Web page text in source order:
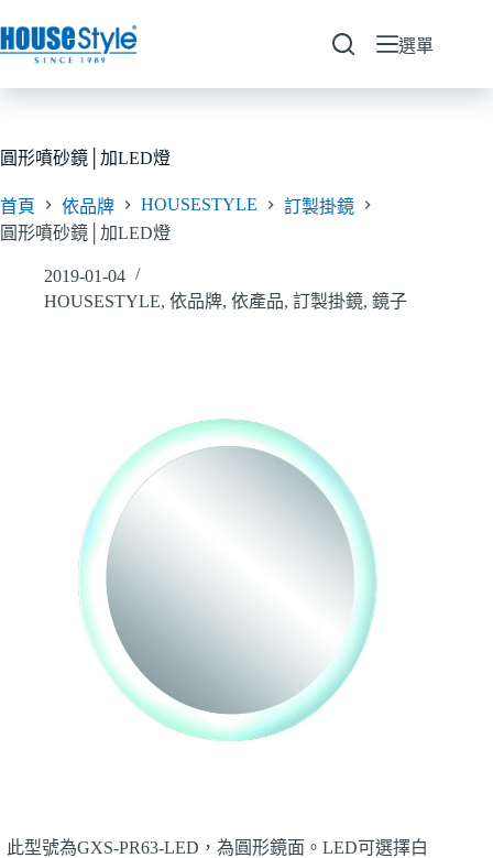
至
要
容
選單
圓形噴砂鏡│加LED燈
首頁 依品牌 HOUSESTYLE
訂製掛鏡
圓形噴砂鏡│加LED燈
2019-01-04
HOUSESTYLE, 依品牌, 依產品, 訂製掛鏡, 鏡子
此型號為GXS-PR63-LED，為圓形鏡面。LED可選擇白